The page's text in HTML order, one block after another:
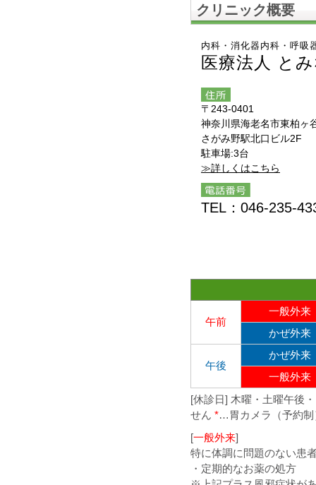
クリニック概要
内科・消化器内科・呼吸
医療法人 と
〒243-0401
神奈川県海老名市東柏ヶ
さがみ野駅北口ビル2F
駐車場:3台
≫詳しくはこちら
TEL：046-235-
午前
一般外来
かぜ外来
午後
かぜ外来
一般外来
[休診日] 木曜・土曜午後
せん *…胃カメラ（予約制
[一般外来]
特に体調に問題のない患
・定期的なお薬の処方